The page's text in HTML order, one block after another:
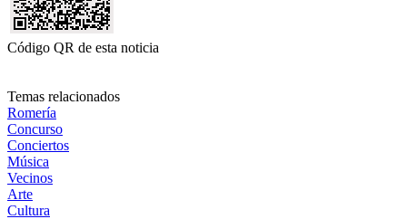
Código QR de esta noticia
Temas relacionados
Romería
Concurso
Conciertos
Música
Vecinos
Arte
Cultura